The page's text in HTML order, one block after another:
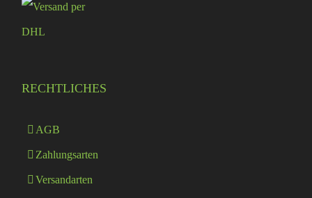
RECHTLICHES
AGB
Zahlungsarten
Versandarten